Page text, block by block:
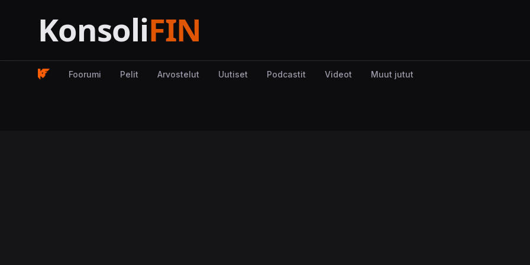
Foorumi Pelit Arvostelut Uutiset Podcastit Videot Muut jutut